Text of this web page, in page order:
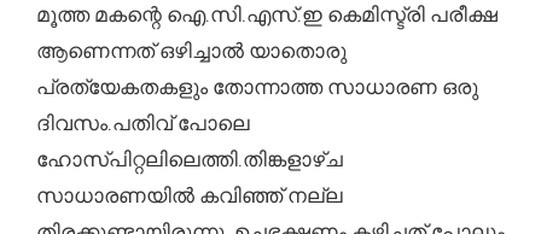
മൂത്ത മകന്റെ ഐ.സി.എസ്.ഇ കെമിസ്ട്രി പരീക്ഷ
ആണെന്നത് ഒഴിച്ചാൽ യാതൊരു
പ്രത്യേകതകളും തോന്നാത്ത സാധാരണ ഒരു
ദിവസം.പതിവ് പോലെ
ഹോസ്പിറ്റലിലെത്തി.തിങ്കളാഴ്ച
സാധാരണയിൽ കവിഞ്ഞ് നല്ല